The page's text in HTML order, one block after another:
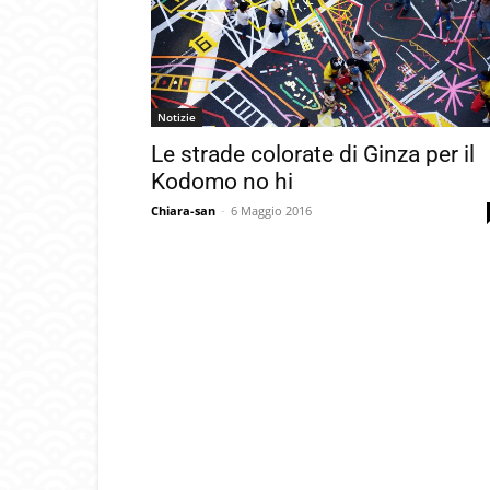
Notizie
Le strade colorate di Ginza per il
Kodomo no hi
Chiara-san - 6 Maggio 2016